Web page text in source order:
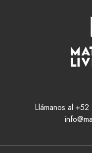
Llámanos al